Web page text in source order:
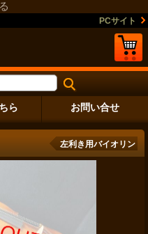
PCサイト
ら お問い合せ
左利き用バイオリン